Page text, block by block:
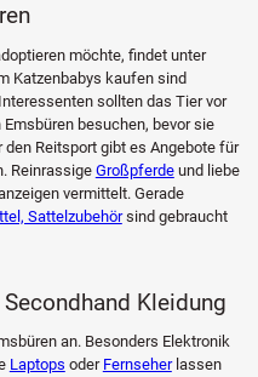
möchte, findet unter
Katzenbabys kaufen sind
sollten das Tier vor
besuchen, bevor sie
Reitsport gibt es Angebote für
ReinrassigeGroßpferdeund liebe
vermittelt. Gerade
Sattelzubehörsind gebraucht
Kleidung
an. Besonders Elektronik
Laptops oder Fernseherlassen